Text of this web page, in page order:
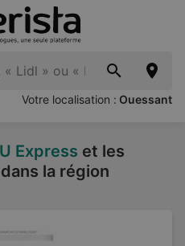
Votre localisation : Ouessant
U Express et les
la région